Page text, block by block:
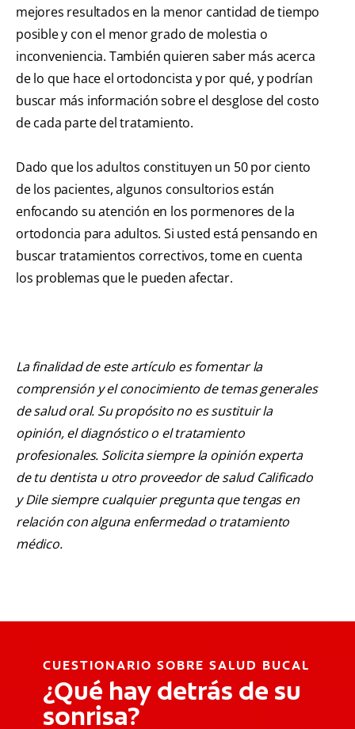
mejores resultados en la menor cantidad de tiempo
posible y con el menor grado de molestia o
inconveniencia. También quieren saber más acerca
de lo que hace el ortodoncista y por qué, y podrían
buscar más información sobre el desglose del costo
de cada parte del tratamiento.
Dado que los adultos constituyen un 50 por ciento
de los pacientes, algunos consultorios están
enfocando su atención en los pormenores de la
ortodoncia para adultos. Si usted está pensando en
buscar tratamientos correctivos, tome en cuenta
los problemas que le pueden afectar.
La finalidad de este artículo es fomentar la
comprensión y el conocimiento de temas generales
de salud oral. Su propósito no es sustituir la
opinión, el diagnóstico o el tratamiento
profesionales. Solicita siempre la opinión experta
de tu dentista u otro proveedor de salud Calificado
y Dile siempre cualquier pregunta que tengas en
relación con alguna enfermedad o tratamiento
médico.
CUESTIONARIO SOBRE SALUD BUCAL
¿Qué hay detrás de su
sonrisa?